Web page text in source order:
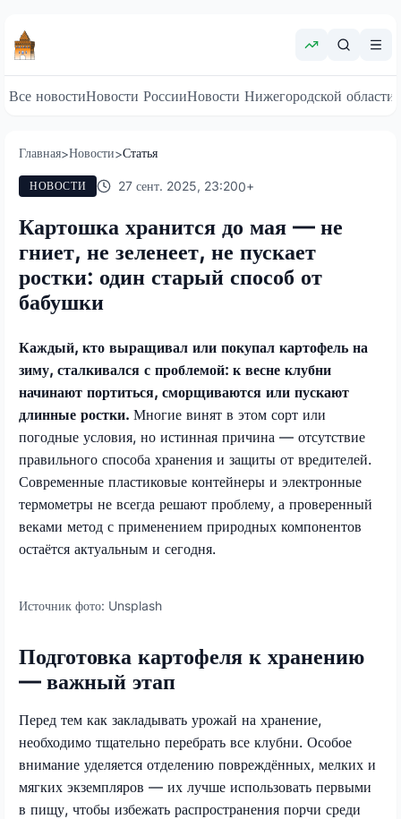
Все новостиНовости РоссииНовости Нижегородской области
Главная>Новости>Статья
НОВОСТИ 27 сент. 2025, 23:200+
Картошка хранится до мая — не
гниет, не зеленеет, не пускает
ростки: один старый способ от
бабушки
Каждый, кто выращивал или покупал картофель на
зиму, сталкивался с проблемой: к весне клубни
начинают портиться, сморщиваются или пускают
длинные ростки. Многие винят в этом сорт или
погодные условия, но истинная причина — отсутствие
правильного способа хранения и защиты от вредителей.
Современные пластиковые контейнеры и электронные
термометры не всегда решают проблему, а проверенный
веками метод с применением природных компонентов
остаётся актуальным и сегодня.
Источник фото: Unsplash
Подготовка картофеля к хранению
— важный этап
Перед тем как закладывать урожай на хранение,
необходимо тщательно перебрать все клубни. Особое
внимание уделяется отделению повреждённых, мелких и
мягких экземпляров — их лучше использовать первыми
в пищу, чтобы избежать распространения порчи среди